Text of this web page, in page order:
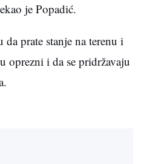
je Popadić.
da prate stanje na terenu i
oprezni i da se pridržavaju